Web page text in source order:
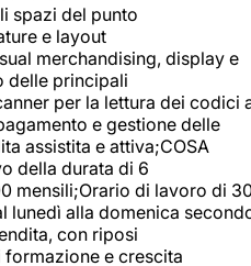
spazi del punto
e layout
merchandising, display e
delle principali
per la lettura dei codici
e gestione delle
assistita e attiva;COSA
della durata di 6
mensili;Orario di lavoro di
lunedì alla domenica
con riposi
e crescita